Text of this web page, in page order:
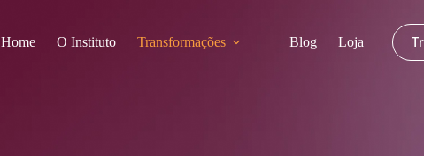
Home O Instituto Transformações Blog Loja